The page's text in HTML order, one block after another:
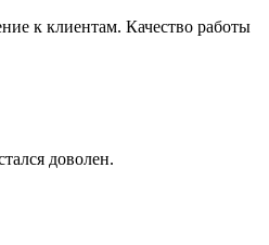
к клиентам. Качество работы
доволен.